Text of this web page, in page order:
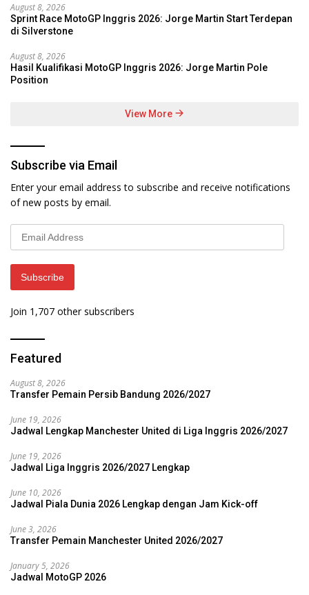
August 8, 2026
Sprint Race MotoGP Inggris 2026: Jorge Martin Start Terdepan
di Silverstone
August 8, 2026
Hasil Kualifikasi MotoGP Inggris 2026: Jorge Martin Pole
Position
View More
Subscribe via Email
Enter your email address to subscribe and receive notifications
of new posts by email.
Subscribe
Join 1,707 other subscribers
Featured
August 8, 2026
Transfer Pemain Persib Bandung 2026/2027
June 19, 2026
Jadwal Lengkap Manchester United di Liga Inggris 2026/2027
June 19, 2026
Jadwal Liga Inggris 2026/2027 Lengkap
June 10, 2026
Jadwal Piala Dunia 2026 Lengkap dengan Jam Kick-off
June 3, 2026
Transfer Pemain Manchester United 2026/2027
January 5, 2026
Jadwal MotoGP 2026